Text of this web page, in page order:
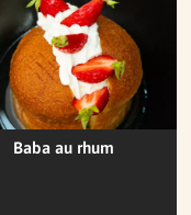
Baba au rhum